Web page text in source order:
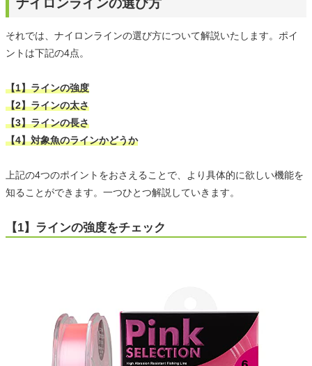
ナイロンラインの選び方
それでは、ナイロンラインの選び方について解説いたします。ポイ
ントは下記の4点。
【1】ラインの強度
【2】ラインの太さ
【3】ラインの長さ
【4】対象魚のラインかどうか
上記の4つのポイントをおさえることで、より具体的に欲しい機能を
知ることができます。一つひとつ解説していきます。
【1】ラインの強度をチェック